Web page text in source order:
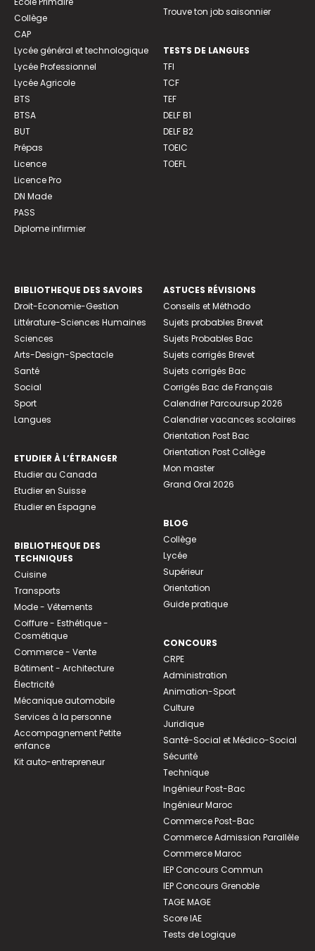
Collège
CAP
Lycée général et technologique
Lycée Professionnel
Lycée Agricole
BTS
BTSA
BUT
Prépas
Licence
Licence Pro
DN Made
PASS
Diplome infirmier
Trouve ton job saisonnier
TESTS DE LANGUES
TFI
TCF
TEF
DELF B1
DELF B2
TOEIC
TOEFL
BIBLIOTHEQUE DES SAVOIRS
Droit-Economie-Gestion
Littérature-Sciences Humaines
Sciences
Arts-Design-Spectacle
Santé
Social
Sport
Langues
ETUDIER À L’ÉTRANGER
Etudier au Canada
Etudier en Suisse
Etudier en Espagne
BIBLIOTHEQUE DES
TECHNIQUES
Cuisine
Transports
Mode - Vêtements
Coiffure - Esthétique -
Cosmétique
Commerce - Vente
Bâtiment - Architecture
Électricité
Mécanique automobile
Services à la personne
Accompagnement Petite
enfance
Kit auto-entrepreneur
ASTUCES RÉVISIONS
Conseils et Méthodo
Sujets probables Brevet
Sujets Probables Bac
Sujets corrigés Brevet
Sujets corrigés Bac
Corrigés Bac de Français
Calendrier Parcoursup 2026
Calendrier vacances scolaires
Orientation Post Bac
Orientation Post Collège
Mon master
Grand Oral 2026
BLOG
Collège
Lycée
Supérieur
Orientation
Guide pratique
CONCOURS
CRPE
Administration
Animation-Sport
Culture
Juridique
Santé-Social et Médico-Social
Sécurité
Technique
Ingénieur Post-Bac
Ingénieur Maroc
Commerce Post-Bac
Commerce Admission Parallèle
Commerce Maroc
IEP Concours Commun
IEP Concours Grenoble
TAGE MAGE
Score IAE
Tests de Logique